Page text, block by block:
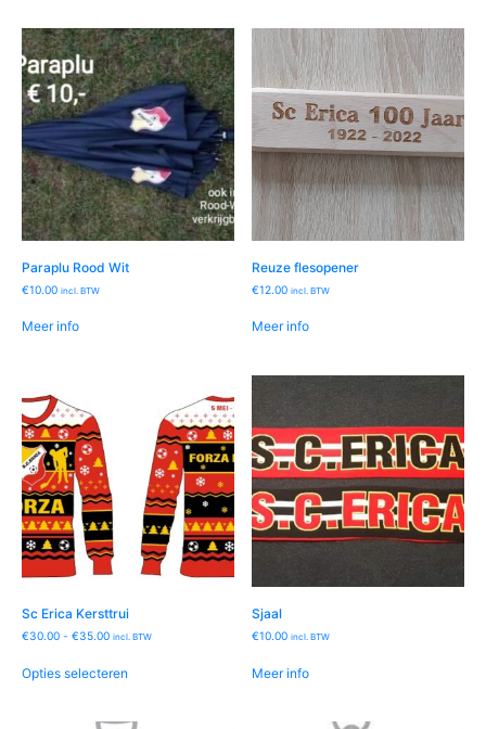
Paraplu Rood Wit
€10.00 incl. BTW
Meer info
Reuze flesopener
€12.00 incl. BTW
Meer info
Sc Erica Kersttrui
€30.00 - €35.00Prijsklasse:
tot
incl. BTW
Opties selecteren
Sjaal
€10.00 incl. BTW
Meer info